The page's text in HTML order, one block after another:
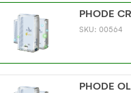
PHODE
SKU:00564
PHODE